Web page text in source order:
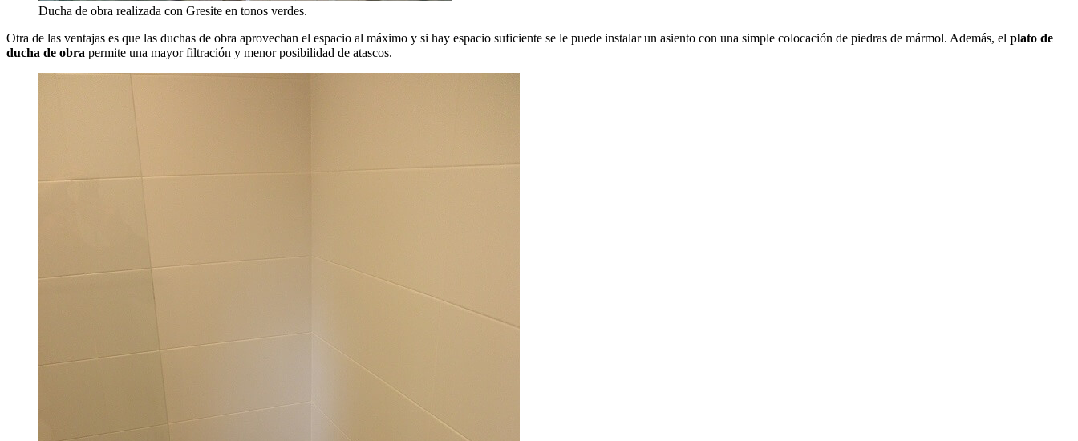
Ducha de obra realizada con Gresite en tonos verdes.
Otra de las ventajas es que las duchas de obra aprovechan el espacio al máximo y si hay espacio suficiente se le puede instalar un asiento con una simple colocación de piedras de mármol. Además, el plato de
ducha de obra permite una mayor filtración y menor posibilidad de atascos.